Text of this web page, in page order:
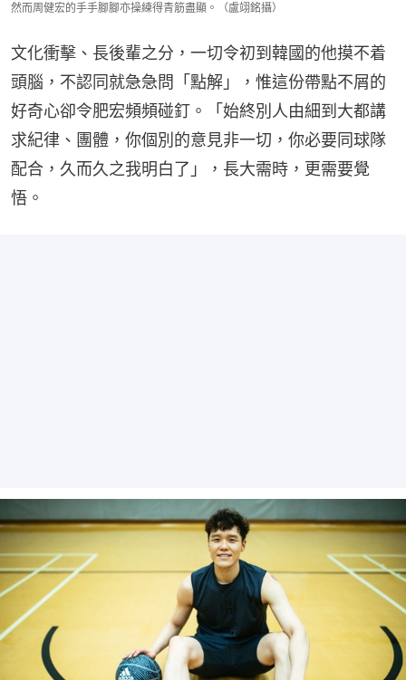
然而周健宏的手手腳腳亦操練得青筋盡顯。（盧翊銘攝）
文化衝擊、長後輩之分，一切令初到韓國的他摸不着
頭腦，不認同就急急問「點解」，惟這份帶點不屑的
好奇心卻令肥宏頻頻碰釘。「始終別人由細到大都講
求紀律、團體，你個別的意見非一切，你必要同球隊
配合，久而久之我明白了」，長大需時，更需要覺
悟。